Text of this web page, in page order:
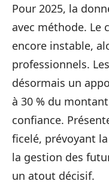
Pour 2025, la
avec méthode. Le
encore instable,
professionnels.
désormais un
à 30 % du
confiance.
ficelé, prévoyant
la gestion des
un atout décisif.